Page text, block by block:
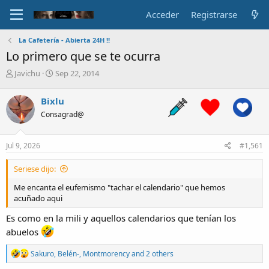
Acceder Registrarse
La Cafetería - Abierta 24H !!
Lo primero que se te ocurra
A
t
o
r
Javichu
F
h
a
e
i
i
o
Sep 22, 2014
Bixlu
Consagrad@
Jul 9, 2026 #1,561
Seriese dijo:
Me encanta el eufemismo "tachar el calendario" que hemos
acuñado aqui
Es como en la mili y aquellos calendarios que tenían los
abuelos
R
e
Sakuro, Belén-, Montmorencyand 2 others